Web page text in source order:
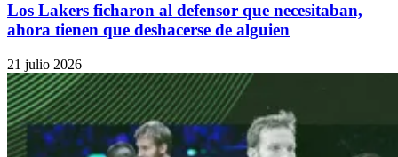
Los Lakers ficharon al defensor que necesitaban,
ahora tienen que deshacerse de alguien
21 julio 2026